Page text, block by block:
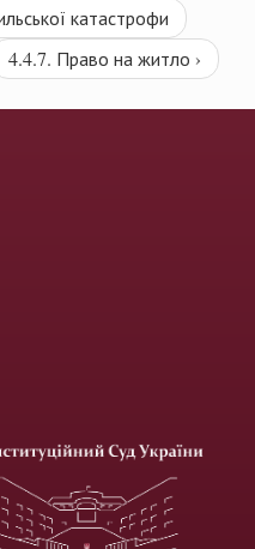
катастрофи
4.4.7. Право на житло ›